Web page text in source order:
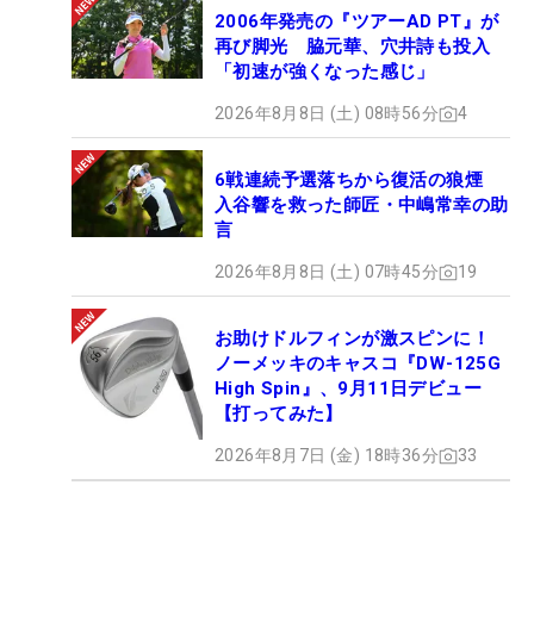
2006年発売の『ツアーAD PT』が
再び脚光 脇元華、穴井詩も投入
「初速が強くなった感じ」
2026年8月8日 (土) 08時56分 4
6戦連続予選落ちから復活の狼煙
入谷響を救った師匠・中嶋常幸の助
言
2026年8月8日 (土) 07時45分 19
お助けドルフィンが激スピンに！
ノーメッキのキャスコ『DW-125G
High Spin』、9月11日デビュー
【打ってみた】
2026年8月7日 (金) 18時36分 33